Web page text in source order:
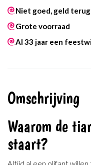
Niet goed, geld terug
Grote voorraad
Al 33 jaar een
Omschrijving
Waarom de
staart?